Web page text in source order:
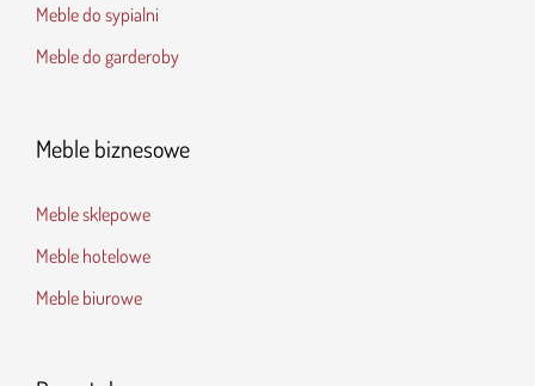
Meble do sypialni
Meble do garderoby
Meble biznesowe
Meble sklepowe
Meble hotelowe
Meble biurowe